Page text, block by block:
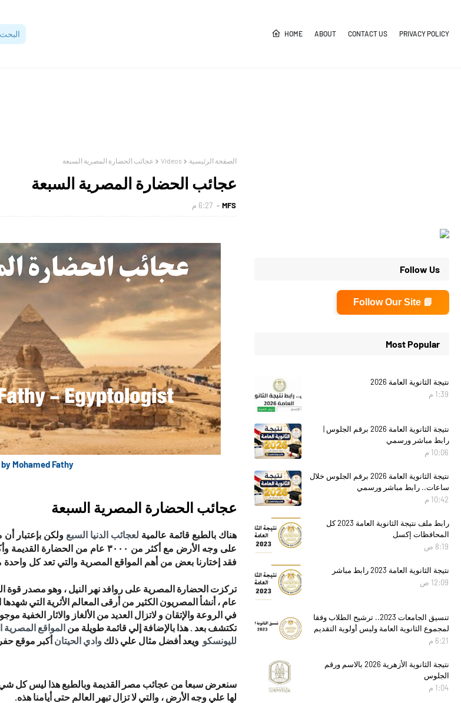
HOME ABOUT CONTACT US PRIVACY POLICY
الصفحة الرئيسية Videos عجائب الحضارة المصرية السبعة
عجائب الحضارة المصرية السبعة
MFS 6:27 م
عجائب الحضارة المصرية السبعة
هناك بالطبع قائمة عالمية لعجائب الدنيا السبع ولكن بإعتبار
فقد إختارنا بعض من أهم المواقع المصرية والتي تعد كل واحدة
عام ، أنشأ المصريون الكثير من أرقى المعالم الأثرية التي
في الروعة والإتقان و لاتزال العديد من الألغاز والاثار
تكتشف بعد . هذا بالإضافة إلي قائمة طويلة من المواقع المصرية
لليونسكو ويعد أفضل مثال علي ذلكوادي الحيتانأكبر موقع
سنعرض سبعا من عجائب مصر القديمة وبالطبع هذا ليس كل شيء
لها علي وجه الأرض ، والتي لا تزال تبهر العالم حتى أيامنا هذه.
Follow Us
📘 Follow Our Site
Most Popular
نتيجة الثانوية العامة 2026
1:39 م
نتيجة الثانوية العامة 2026 برقم الجلوس |
رابط مباشر ورسمي
10:06 م
نتيجة الثانوية العامة 2026 برقم الجلوس خلال
ساعات.. رابط مباشر ورسمي
10:42 م
رابط ملف نتيجة الثانوية العامة 2023 كل
المحافظات إكسل
8:19 ص
نتيجة الثانوية العامة 2023 رابط مباشر
12:09 ص
تنسيق الجامعات 2023.. ترشيح الطلاب وفقا
لمجموع الثانوية العامة وليس أولوية التقديم
6:21 م
نتيجة الثانوية الأزهرية 2026 بالاسم ورقم
الجلوس
1:04 م